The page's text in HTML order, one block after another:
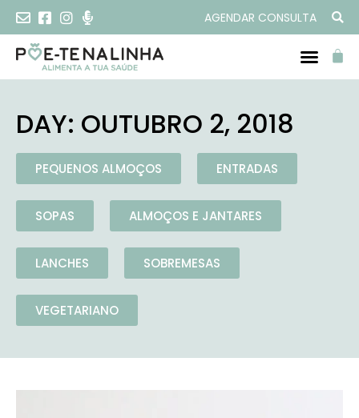
AGENDAR CONSULTA
DAY: OUTUBRO 2, 2018
PEQUENOS ALMOÇOS ENTRADAS
SOPAS ALMOÇOS E JANTARES
LANCHES SOBREMESAS
VEGETARIANO